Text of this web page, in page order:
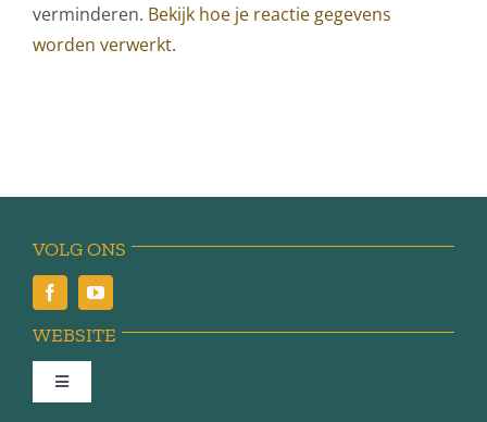
verminderen. Bekijk hoe je reactie gegevens
worden verwerkt.
VOLG ONS
WEBSITE
Toggle